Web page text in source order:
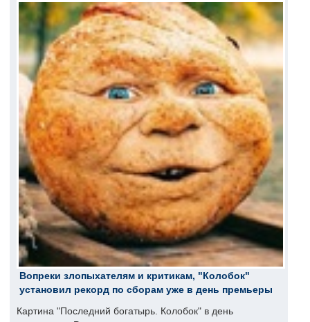
Вопреки злопыхателям и критикам, "Колобок"
установил рекорд по сборам уже в день премьеры
Картина "Последний богатырь. Колобок" в день